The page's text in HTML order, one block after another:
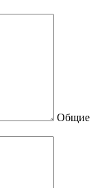
Общие